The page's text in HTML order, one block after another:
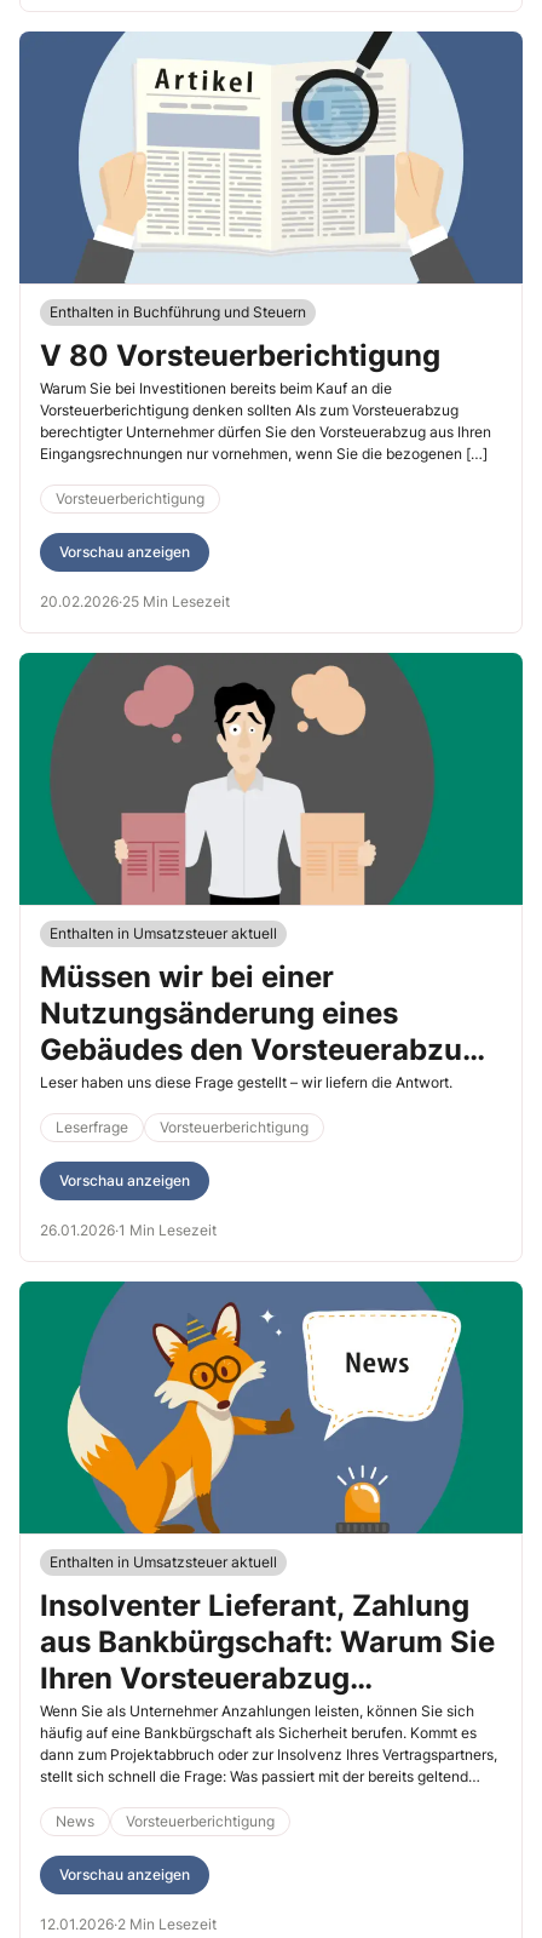
Enthalten in Buchführung und Steuern
V 80 Vorsteuerberichtigung
Warum Sie bei Investitionen bereits beim Kauf an die
Vorsteuerberichtigung denken sollten Als zum Vorsteuerabzug
berechtigter Unternehmer dürfen Sie den Vorsteuerabzug aus Ihren
Eingangsrechnungen nur vornehmen, wenn Sie die bezogenen […]
Vorsteuerberichtigung
Vorschau anzeigen
20.02.2026·25 Min Lesezeit
Enthalten in Umsatzsteuer aktuell
Müssen wir bei einer
Nutzungsänderung eines
Gebäudes den Vorsteuerabzug
berichtigen?
Leser haben uns diese Frage gestellt – wir liefern die Antwort.
Leserfrage Vorsteuerberichtigung
Vorschau anzeigen
26.01.2026·1 Min Lesezeit
Enthalten in Umsatzsteuer aktuell
Insolventer Lieferant, Zahlung
aus Bankbürgschaft: Warum Sie
Ihren Vorsteuerabzug
berichtigen müssen
Wenn Sie als Unternehmer Anzahlungen leisten, können Sie sich
häufig auf eine Bankbürgschaft als Sicherheit berufen. Kommt es
dann zum Projektabbruch oder zur Insolvenz Ihres Vertragspartners,
stellt sich schnell die Frage: Was passiert mit der bereits geltend
zahlt? Viele Unternehmer gehen intuitiv davon aus, dass eine
„Netto‑Bürgschaft“ umsatzsteuerlich neutral sei. Genau hier liegt
jedoch das Risiko.
News Vorsteuerberichtigung
Vorschau anzeigen
12.01.2026·2 Min Lesezeit